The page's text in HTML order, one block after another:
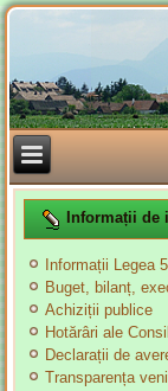
Informații de
Informații Legea
Buget, bilanț,
Achiziții publice
Hotărâri ale
Declarații de
Transparența